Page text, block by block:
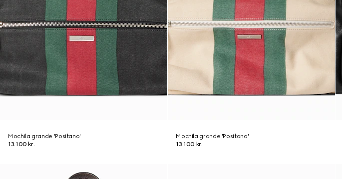
Mochila grande 'Positano'
13.100 kr.
Mochila grande 'Positano'
13.100 kr.